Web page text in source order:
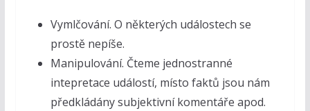
Vymlčování. O některých událostech se
prostě nepíše.
Manipulování. Čteme jednostranné
intepretace událostí, místo faktů jsou nám
předkládány subjektivní komentáře apod.